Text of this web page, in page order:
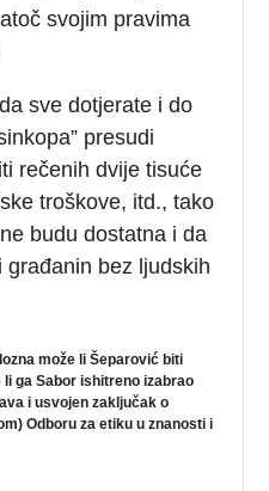
svojim pravima
sve dotjerate i do
presudi
rečenih dvije tisuće
troškove, itd., tako
budu dostatna i da
građanin bez ljudskih
može li Šeparović biti
ga Sabor ishitreno izabrao
i usvojen zaključak o
Odboru za etiku u znanosti i